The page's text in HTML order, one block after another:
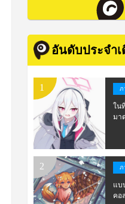
อันดับประจำ
ภ
ใน
มา
ภ
แบ
คอ